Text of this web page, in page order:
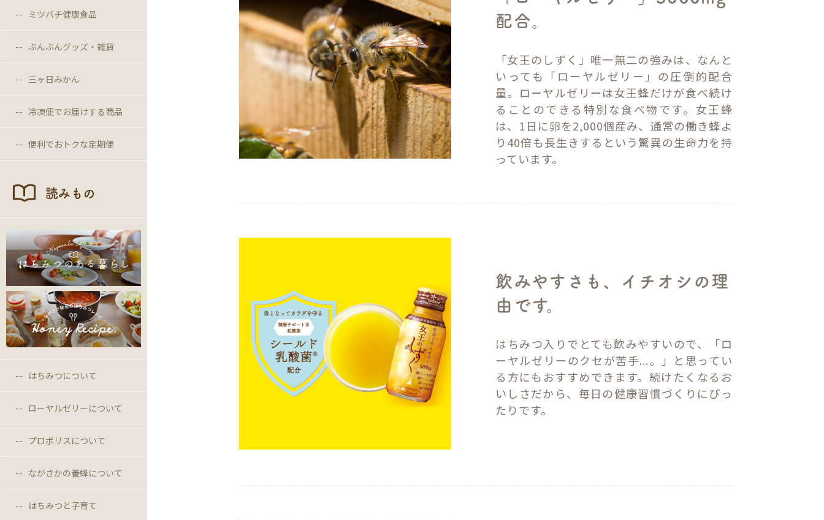
ミツバチ健康食品
ぶんぶんグッズ・雑貨
三ヶ日みかん
冷凍便でお届けする商品
便利でおトクな定期便
読みもの
はちみつについて
ローヤルゼリーについて
プロポリスについて
ながさかの養蜂について
はちみつと子育て
配合。
「女王のしずく」唯一無二の強みは、なんと
いっても「ローヤルゼリー」の圧倒的配合
量。ローヤルゼリーは女王蜂だけが食べ続け
ることのできる特別な食べ物です。女王蜂
は、1日に卵を2,000個産み、通常の働き蜂よ
り40倍も長生きするという驚異の生命力を持
っています。
飲みやすさも、イチオシの理
由です。
はちみつ入りでとても飲みやすいので、「ロ
ーヤルゼリーのクセが苦手...。」と思ってい
る方にもおすすめできます。続けたくなるお
いしさだから、毎日の健康習慣づくりにぴっ
たりです。